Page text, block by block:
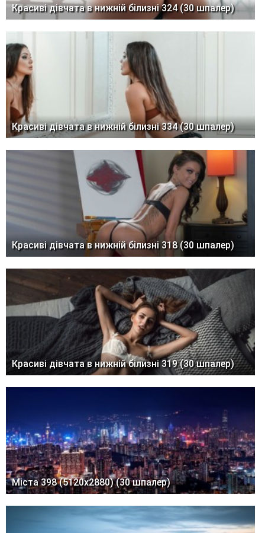
Красиві дівчата в нижній білизні 324 (30 шпалер)
Красиві дівчата в нижній білизні 334 (30 шпалер)
Красиві дівчата в нижній білизні 318 (30 шпалер)
Красиві дівчата в нижній білизні 319 (30 шпалер)
Міста 398 (5120x2880) (30 шпалер)